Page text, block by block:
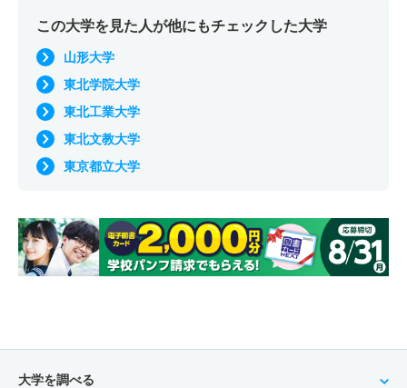
この大学を見た人が他にもチェックした大学
山形大学
東北学院大学
東北工業大学
東北文教大学
東京都立大学
大学を調べる